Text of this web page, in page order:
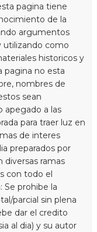
pagina tiene
de la
argumentos
utilizando como
historicos y
pagina no esta
nombres de
sean
apegado a las
para traer luz en
de interes
preparados por
diversas ramas
con todo el
Se prohibe la
parcial sin plena
dar el credito
al dia) y su autor